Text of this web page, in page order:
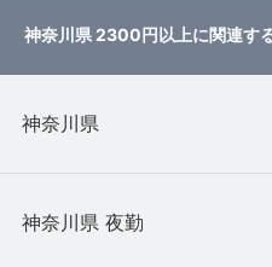
神奈川県 2300円以上に関連す
神奈川県
神奈川県 夜勤